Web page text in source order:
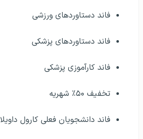
فاند دستاوردهای ورزشی
فاند دستاوردهای پزشکی
فاند کارآموزی پزشکی
تخفیف ۵۰٪ شهریه
فاند دانشجویان فعلی کارول داویلا